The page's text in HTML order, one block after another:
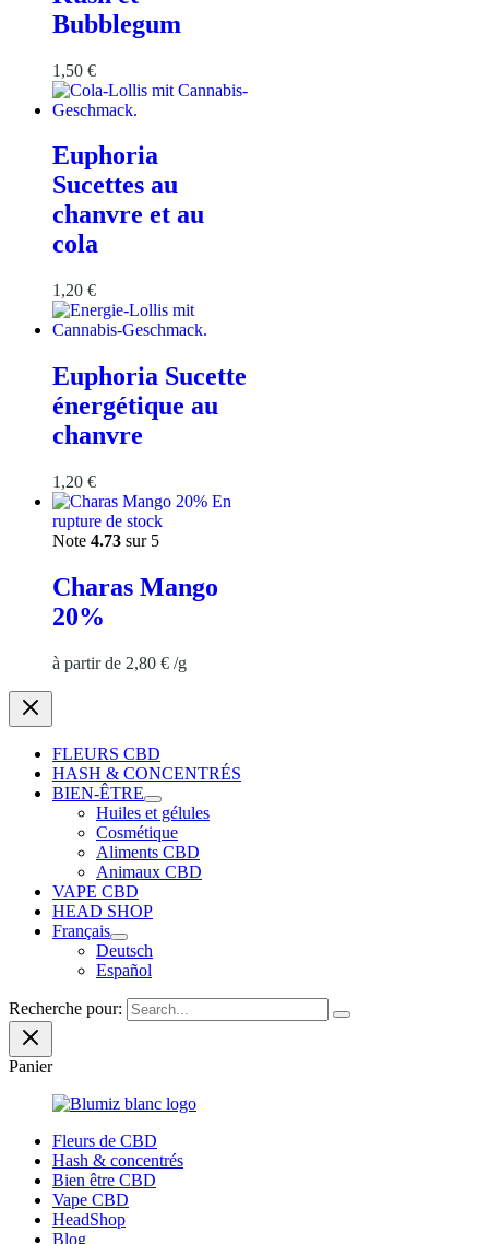
Bubblegum
1,50 €
Euphoria
Sucettes au
chanvre et au
cola
1,20 €
Euphoria Sucette
énergétique au
chanvre
1,20 €
En
rupture de stock
Note 4.73 sur 5
Charas Mango
20%
à partir de 2,80 € /g
FLEURS CBD
HASH & CONCENTRÉS
BIEN-ÊTRE
Huiles et gélules
Cosmétique
Aliments CBD
Animaux CBD
VAPE CBD
HEAD SHOP
Français
Deutsch
Español
Recherche pour:
Panier
Fleurs de CBD
Hash & concentrés
Bien être CBD
Vape CBD
HeadShop
Blog